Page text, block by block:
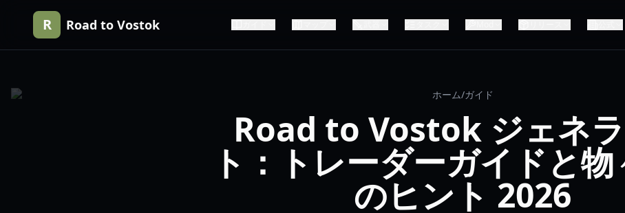
R Road to Vostok
ホーム/ガイド
Road to Vostok ジェネ
ト：トレーダーガイドと
のヒント 2026